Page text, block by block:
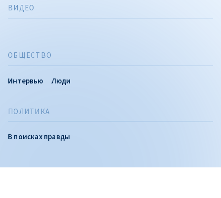
ПОЛИТИКА
В поисках правды
ОБЩЕСТВО
Интервью Люди
ВИДЕО
Вы можете следить за нами и в Telegram, где мы